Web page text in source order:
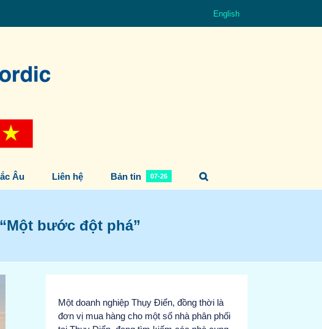
English
Âu Liên hệ Bản tin 07-26
bước đột phá”
Một doanh nghiệp Thụy Điển, đồng thời là
đơn vị mua hàng cho một số nhà phân phối